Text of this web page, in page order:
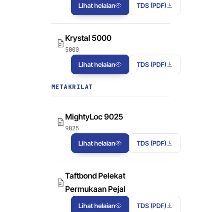
Lihat helaian
TDS (PDF)
Krystal 5000
5000
Lihat helaian
TDS (PDF)
METAKRILAT
MightyLoc 9025
9025
Lihat helaian
TDS (PDF)
Taftbond Pelekat
Permukaan Pejal
Lihat helaian TDS (PDF)